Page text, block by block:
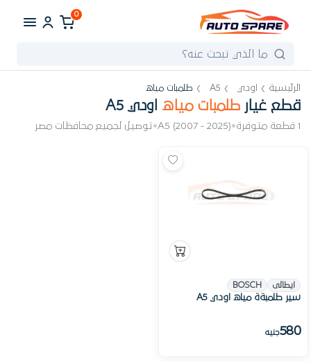
0
الرئيسية اودي A5 طلمبات مياه
قطع غيار طلمبات مياه اودي A5
1 قطعة متوفرة •
A5 (2007 - 2025)
•توصيل لجميع محافظات مصر
ايطالى BOSCH
سير طلمبةة مياه اودي A5
580جنيه